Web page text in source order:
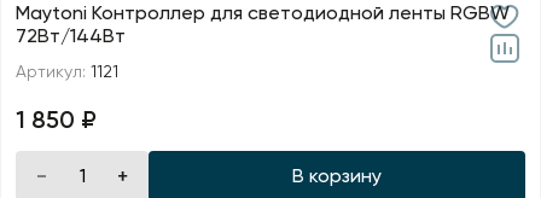
Maytoni Контроллер для светодиодной ленты RGBW
72Вт/144Вт
Артикул: 1121
1 850 ₽
В корзину